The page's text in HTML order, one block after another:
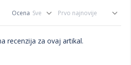
Ocena
recenzija za ovaj artikal.